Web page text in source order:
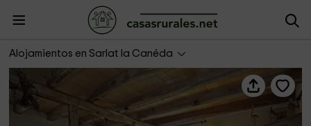
Alojamientos en Sarlat la Canéda
Le Hameau du Sentier des Sources- Petite Borde